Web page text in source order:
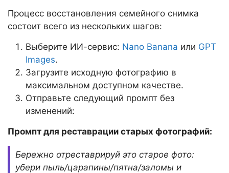
Процесс восстановления семейного снимка
состоит всего из нескольких шагов:
Выберите ИИ-сервис: Nano Banana или GPT
Images.
Загрузите исходную фотографию в
максимальном доступном качестве.
Отправьте следующий промпт без
изменений:
Промпт для реставрации старых фотографий:
Бережно отреставрируй это старое фото:
убери пыль/царапины/пятна/заломы и